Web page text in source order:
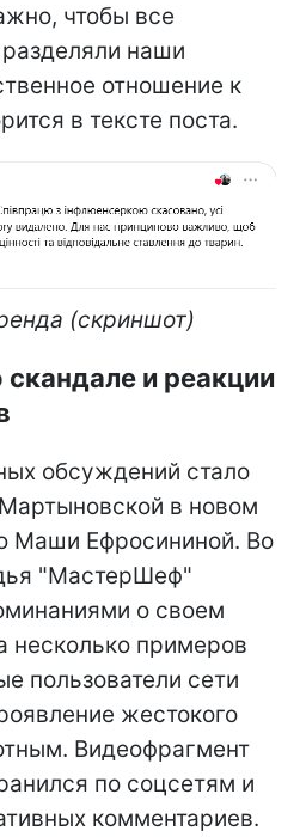
чтобы все
наши
отношение к
в тексте поста.
(скриншот)
скандале и реакции
обсуждений стало
в новом
Маши Ефросининой. Во
"МастерШеф"
о своем
несколько примеров
пользователи сети
жестокого
Видеофрагмент
по соцсетям и
комментариев.